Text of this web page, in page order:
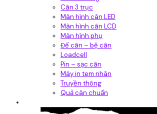
Cân 3 trục
Màn hình cân LED
Màn hình cân LCD
Màn hình phụ
Đế cân – bệ cân
Loadcell
Pin – sạc cân
Máy in tem nhãn
Truyền thông
Quả cân chuẩn